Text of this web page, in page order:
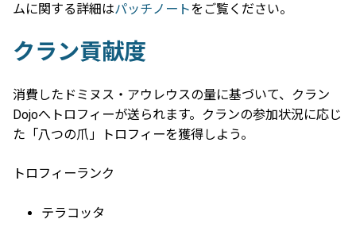
ムに関する詳細はパッチノートをご覧ください。
クラン貢献度
消費したドミヌス・アウレウスの量に基づいて、クラン
Dojoへトロフィーが送られます。クランの参加状況に応じ
た「八つの爪」トロフィーを獲得しよう。
トロフィーランク
テラコッタ